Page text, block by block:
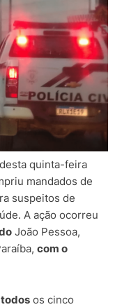
quinta-feira
mandados de
suspeitos de
A ação ocorreu
João Pessoa,
com o
todos os cinco